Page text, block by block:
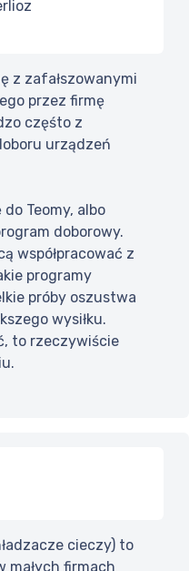
z zafałszowanymi
przez firmę
częśto z
urządzeń
do Teomy, albo
doborowy.
współpracować z
programy
próby oszustwa
wysiłku.
to rzeczywiście
cieczy) to
małych firmach